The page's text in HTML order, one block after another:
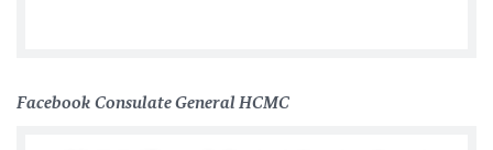
Facebook Consulate General HCMC